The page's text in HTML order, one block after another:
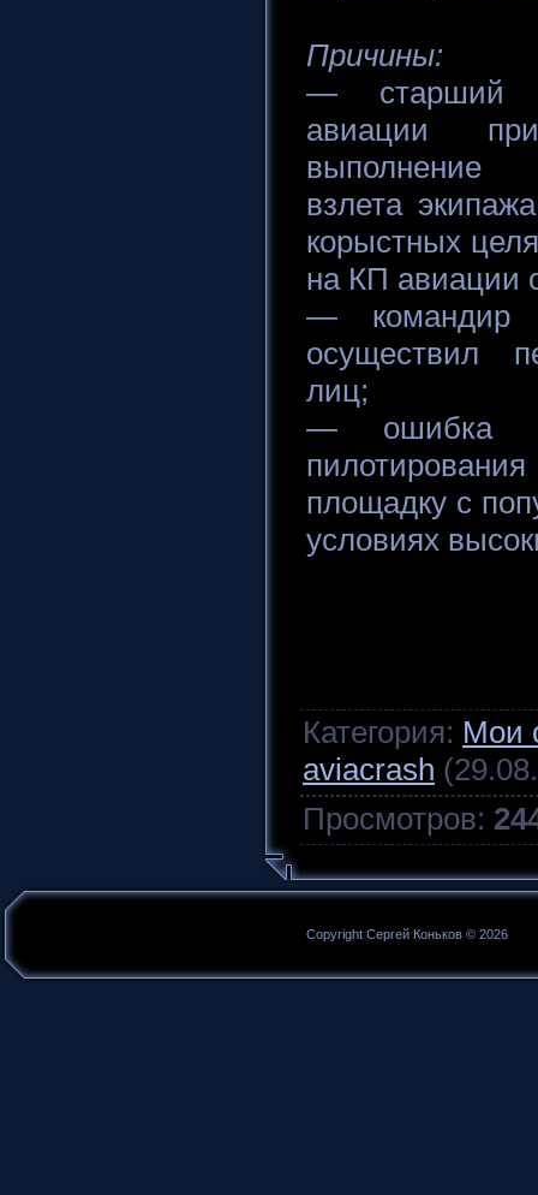
Причины:
— старший
авиации
выполнение
взлета
корыстных
на КП авиации
— командир
осуществил
лиц;
— ошибка
площадку с
условиях
Категория: Мои
aviacrash
Просмотров:
Copyright Сергей Коньков © 2026